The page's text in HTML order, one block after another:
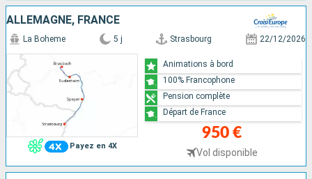
ALLEMAGNE, FRANCE
Payez en 4X
La Boheme 5 j Strasbourg 22/12/2026
950 €
Vol disponible
Animations à bord
100% Francophone
Pension complète
Départ de France